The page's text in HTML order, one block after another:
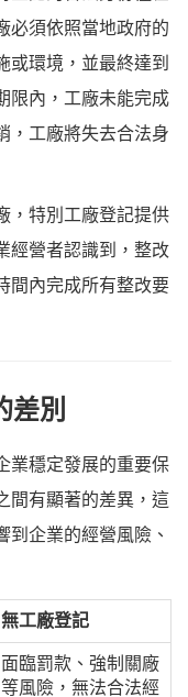
必須依照當地政府的
或環境，並最終達到
限內，工廠未能完成
，工廠將失去合法身
，特別工廠登記提供
經營者認識到，整改
間內完成所有整改要
差別
業穩定發展的重要保
間有顯著的差異，這
到企業的經營風險、
無工廠登記
面臨罰款、強制關廠
等風險，無法合法經